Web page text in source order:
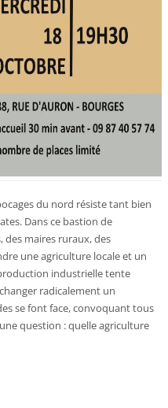
du nord résiste tant bien
Dans ce bastion de
des maires ruraux, des
une agriculture locale et un
industrielle tente
radicalement un
se font face, convoquant tous
question : quelle agriculture